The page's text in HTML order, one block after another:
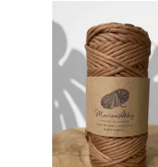
prix :
8,49 €
à
13,49 €